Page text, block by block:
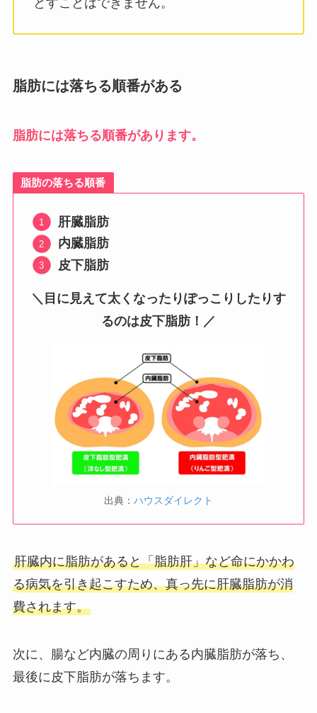
とすことはできません。
脂肪には落ちる順番がある
脂肪には落ちる順番があります。
脂肪の落ちる順番
肝臓脂肪
内臓脂肪
皮下脂肪
＼目に見えて太くなったりぽっこりしたりす
るのは皮下脂肪！／
出典： ハウスダイレクト
肝臓内に脂肪があると「脂肪肝」など命にかかわ
る病気を引き起こすため、真っ先に肝臓脂肪が消
費されます。
次に、腸など内臓の周りにある内臓脂肪が落ち、
最後に皮下脂肪が落ちます。